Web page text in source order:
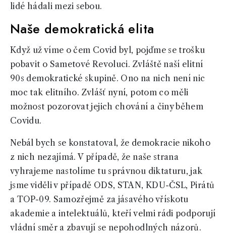
lidé hádali mezi sebou.
Naše demokratická elita
Když už víme o čem Covid byl, pojďme se trošku
pobavit o Sametové Revoluci. Zvláště naší elitní
90s demokratické skupině. Ono na nich není nic
moc tak elitního. Zvlášť nyní, potom co měli
možnost pozorovat jejich chování a činy během
Covidu.
Nebál bych se konstatoval, že demokracie nikoho
z nich nezajímá. V případě, že naše strana
vyhrajeme nastolíme tu správnou diktaturu, jak
jsme viděli v případě ODS, STAN, KDU-ČSL, Pirátů
a TOP-09. Samozřejmě za jásavého vřískotu
akademie a intelektuálů, kteří velmi rádi podporují
vládní směr a zbavují se nepohodlných názorů.